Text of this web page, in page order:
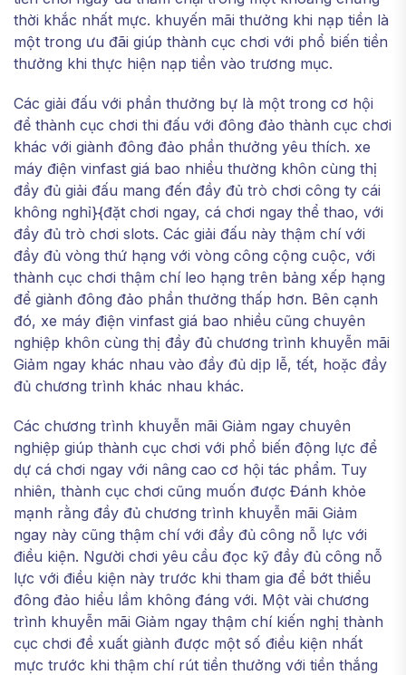
thời khắc nhất mực. khuyến mãi thưởng khi nạp tiền là
một trong ưu đãi giúp thành cục chơi với phổ biến tiền
thưởng khi thực hiện nạp tiền vào trương mục.
Các giải đấu với phần thưởng bự là một trong cơ hội
để thành cục chơi thi đấu với đông đảo thành cục chơi
khác với giành đông đảo phần thưởng yêu thích. xe
máy điện vinfast giá bao nhiều thường khôn cùng thị
đầy đủ giải đấu mang đến đầy đủ trò chơi công ty cái
không nghỉ}{đặt chơi ngay, cá chơi ngay thể thao, với
đầy đủ trò chơi slots. Các giải đấu này thậm chí với
đầy đủ vòng thứ hạng với vòng công cộng cuộc, với
thành cục chơi thậm chí leo hạng trên bảng xếp hạng
để giành đông đảo phần thưởng thấp hơn. Bên cạnh
đó, xe máy điện vinfast giá bao nhiều cũng chuyên
nghiệp khôn cùng thị đầy đủ chương trình khuyễn mãi
Giảm ngay khác nhau vào đầy đủ dịp lễ, tết, hoặc đầy
đủ chương trình khác nhau khác.
Các chương trình khuyễn mãi Giảm ngay chuyên
nghiệp giúp thành cục chơi với phổ biến động lực để
dự cá chơi ngay với nâng cao cơ hội tác phẩm. Tuy
nhiên, thành cục chơi cũng muốn được Đánh khỏe
mạnh rằng đầy đủ chương trình khuyễn mãi Giảm
ngay này cũng thậm chí với đầy đủ công nỗ lực với
điều kiện. Người chơi yêu cầu đọc kỹ đầy đủ công nỗ
lực với điều kiện này trước khi tham gia để bớt thiểu
đông đảo hiểu lầm không đáng với. Một vài chương
trình khuyễn mãi Giảm ngay thậm chí kiến nghị thành
cục chơi đề xuất giành được một số điều kiện nhất
mực trước khi thậm chí rút tiền thưởng với tiền thắng